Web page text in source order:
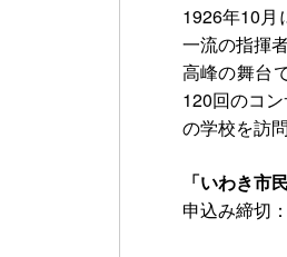
1926年10月
一流の指揮
高峰の舞台
120回のコ
の学校を訪
「いわき市
申込み締切